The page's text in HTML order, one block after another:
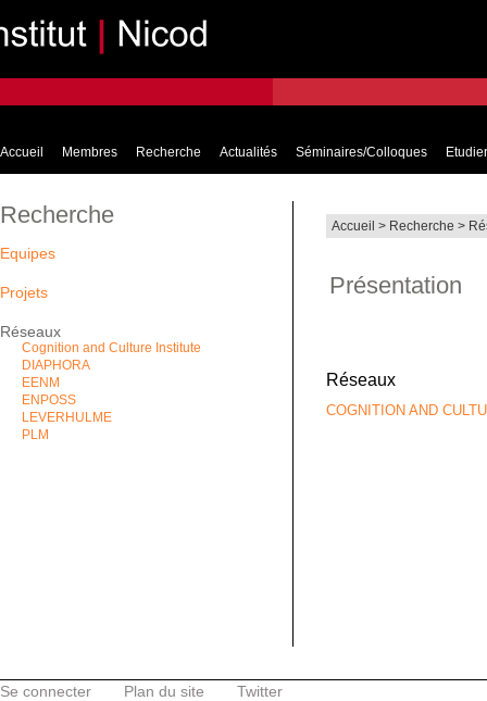
Accueil Membres Recherche Actualités Séminaires/Colloques
Accueil > Recherche >
Présentation
Réseaux
COGNITION AND
Recherche
Equipes
Projets
Réseaux
Cognition and Culture Institute
DIAPHORA
EENM
ENPOSS
LEVERHULME
PLM
Se connecter Plan du site Twitter